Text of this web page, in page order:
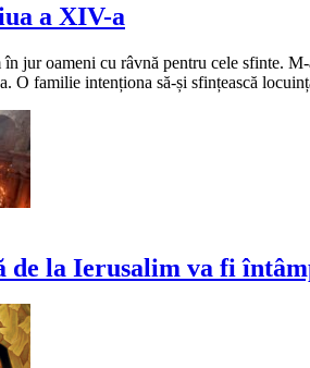
a XIV-a
în jur oameni cu râvnă pentru cele sfinte.
O familie intenționa să-și sfințească
de la Ierusalim va fi